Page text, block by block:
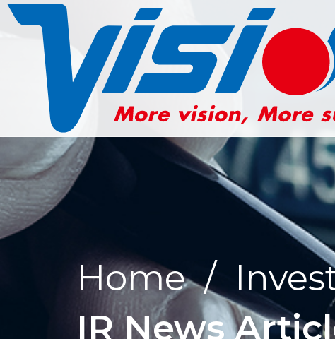
Home/
IR News